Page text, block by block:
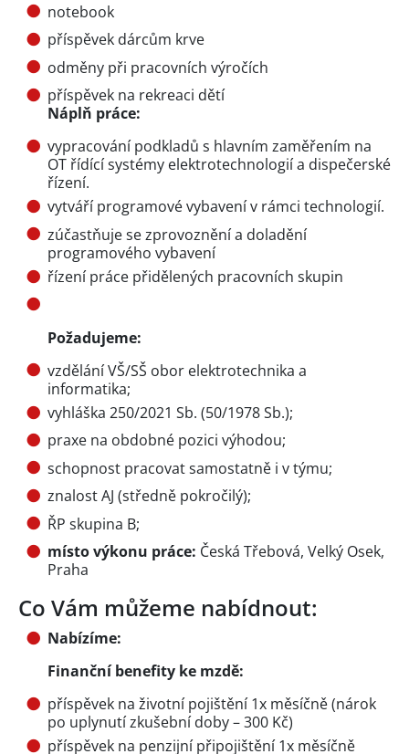
notebook
příspěvek dárcům krve
odměny při pracovních výročích
příspěvek na rekreaci dětí
Náplň práce:
vypracování podkladů s hlavním zaměřením na
OT řídící systémy elektrotechnologií a dispečerské
řízení.
vytváří programové vybavení v rámci technologií.
zúčastňuje se zprovoznění a doladění
programového vybavení
řízení práce přidělených pracovních skupin
Požadujeme:
vzdělání VŠ/SŠ obor elektrotechnika a
informatika;
vyhláška 250/2021 Sb. (50/1978 Sb.);
praxe na obdobné pozici výhodou;
schopnost pracovat samostatně i v týmu;
znalost AJ (středně pokročilý);
ŘP skupina B;
místo výkonu práce: Česká Třebová, Velký Osek,
Praha
Co Vám můžeme nabídnout:
Nabízíme:
Finanční benefity ke mzdě:
příspěvek na životní pojištění 1x měsíčně (nárok
po uplynutí zkušební doby – 300 Kč)
příspěvek na penzijní připojištění 1x měsíčně